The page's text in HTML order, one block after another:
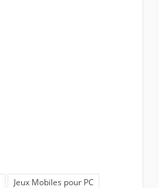
Jeux Mobiles pour PC